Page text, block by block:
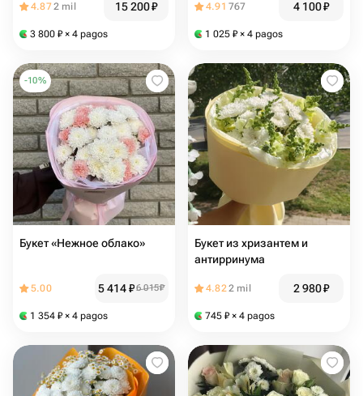
4.872 mil 15 200₽
3 800 ₽ × 4 pagos
4.91 767 4 100₽
1 025 ₽ × 4 pagos
-10%
Букет «Нежное облако»
5.00 5 414₽6 015₽
1 354 ₽ × 4 pagos
Букет из хризантем и
антирринума
4.822 mil 2 980₽
745 ₽ × 4 pagos